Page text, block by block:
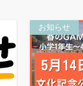
お知らせ